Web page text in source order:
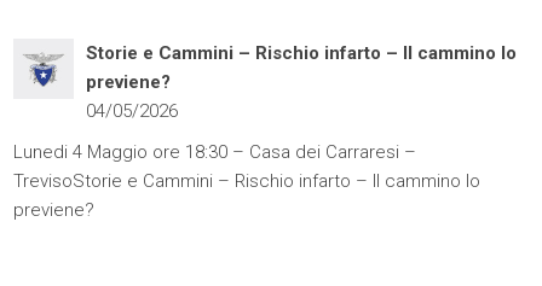
Storie e Cammini – Rischio infarto – Il cammino lo
previene?
04/05/2026
Lunedi 4 Maggio ore 18:30 – Casa dei Carraresi –
TrevisoStorie e Cammini – Rischio infarto – Il cammino lo
previene?